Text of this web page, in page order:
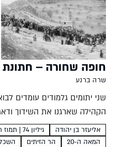
חופה שחורה – חתונת
שרה ברנע
שני יתומים גלמודים עומדים
הקהילה שארגנו את השידוך
אותם. אבל אירוע מרגש זה לא
בכיכר העיר, אלא בבית העלמין
אליעזר בן יהודה גיליון 74 | תמוז תשע"ו
המאה ה-20
הר הזיתים